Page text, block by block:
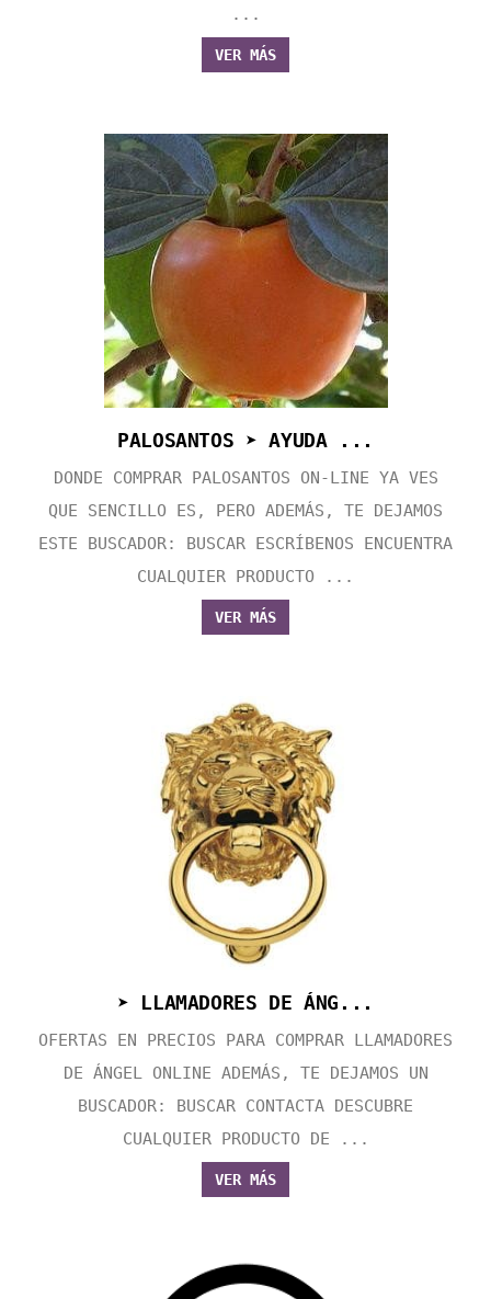
...
VER MÁS
PALOSANTOS ➤ AYUDA ...
DONDE COMPRAR PALOSANTOS ON-LINE YA VES
QUE SENCILLO ES, PERO ADEMÁS, TE DEJAMOS
ESTE BUSCADOR: BUSCAR ESCRÍBENOS ENCUENTRA
CUALQUIER PRODUCTO ...
VER MÁS
➤ LLAMADORES DE ÁNG...
OFERTAS EN PRECIOS PARA COMPRAR LLAMADORES
DE ÁNGEL ONLINE ADEMÁS, TE DEJAMOS UN
BUSCADOR: BUSCAR CONTACTA DESCUBRE
CUALQUIER PRODUCTO DE ...
VER MÁS